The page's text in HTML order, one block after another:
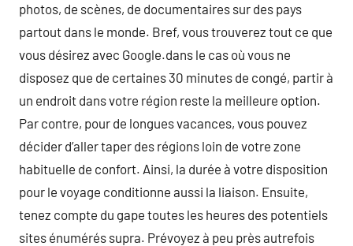
photos, de scènes, de documentaires sur des pays
partout dans le monde. Bref, vous trouverez tout ce que
vous désirez avec Google.dans le cas où vous ne
disposez que de certaines 30 minutes de congé, partir à
un endroit dans votre région reste la meilleure option.
Par contre, pour de longues vacances, vous pouvez
décider d’aller taper des régions loin de votre zone
habituelle de confort. Ainsi, la durée à votre disposition
pour le voyage conditionne aussi la liaison. Ensuite,
tenez compte du gape toutes les heures des potentiels
sites énumérés supra. Prévoyez à peu près autrefois